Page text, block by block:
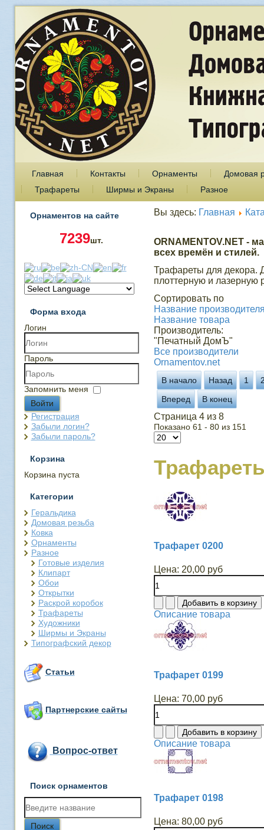
Главная Контакты Орнаменты
Домовая
Трафареты
Ширмы и Экраны Разное
Орнаментов на сайте
7239шт.
Форма входа
Логин
Пароль
Запомнить меня
Войти
Регистрация
Забыли логин?
Забыли пароль?
Корзина
Корзина пуста
Категории
Геральдика
Домовая резьба
Ковка
Орнаменты
Разное
Готовые изделия
Клипарт
Обои
Открытки
Раскрой коробок
Трафареты
Художники
Ширмы и Экраны
Типографский декор
Статьи
Партнерские сайты
Вопрос-ответ
Поиск орнаментов
Вы здесь: Главная
ORNAMENTOV.NET -
всех времён и стилей.
Трафареты для декора.
плоттерную и лазерную
Сортировать по
Название
Название товара
Производитель:
"Печатный ДомЪ"
Все производители
Ornamentov.net
В начало Назад 1
Вперед
В конец
Страница 4 из 8
Показано 61 - 80 из 151
Трафарет 0200
Цена: 20,00 руб
Описание товара
Трафарет 0199
Цена: 70,00 руб
Описание товара
Трафарет 0198
Цена: 80,00 руб